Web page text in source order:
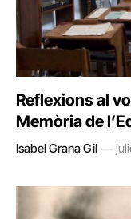
Reflexions al
Memòria de
Isabel Grana Gil